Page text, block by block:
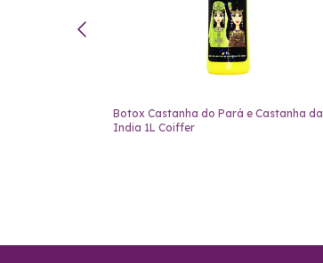
Botox Castanha do Pará e Castanha da
India 1L Coiffer